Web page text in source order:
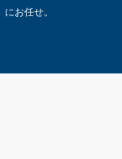
お任せ。